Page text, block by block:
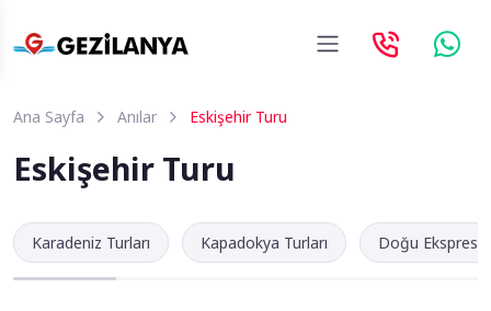
Ana Sayfa Anılar Eskişehir Turu
Eskişehir Turu
Karadeniz Turları Kapadokya Turları Doğu Ekspres